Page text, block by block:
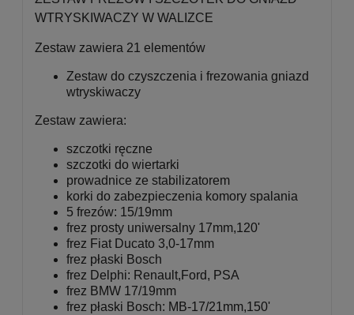
WTRYSKIWACZY W WALIZCE
Zestaw zawiera 21 elementów
Zestaw do czyszczenia i frezowania gniazd
wtryskiwaczy
Zestaw zawiera:
szczotki ręczne
szczotki do wiertarki
prowadnice ze stabilizatorem
korki do zabezpieczenia komory spalania
5 frezów: 15/19mm
frez prosty uniwersalny 17mm,120'
frez Fiat Ducato 3,0-17mm
frez płaski Bosch
frez Delphi: Renault,Ford, PSA
frez BMW 17/19mm
frez płaski Bosch: MB-17/21mm,150'